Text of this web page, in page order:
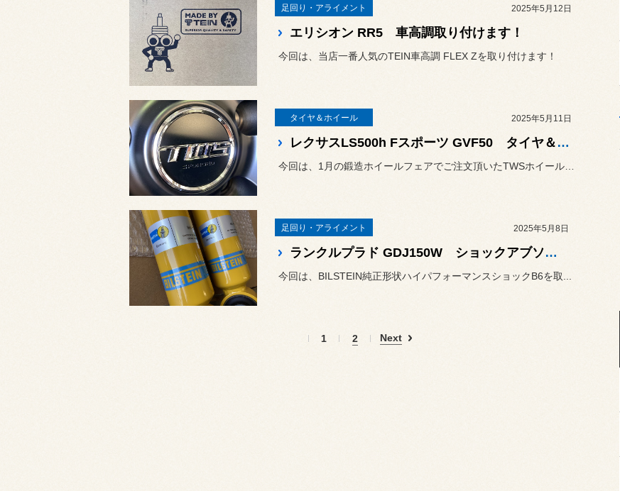
足回り・アライメント 2025年5月12日
エリシオン RR5 車高調取り付けます！
今回は、当店一番人気のTEIN車高調 FLEX Zを取り付けます！
タイヤ＆ホイール 2025年5月11日
レクサスLS500h Fスポーツ GVF50 タイヤ＆鍛造ホイール取り付けます！
足回り・アライメント 2025年5月8日
ランクルプラド GDJ150W ショックアブソーバー交換します！
今回は、BILSTEIN純正形状ハイパフォーマンスショックB6を取...
1 2 Next